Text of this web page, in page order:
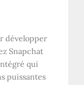
développer
Snapchat
qui
puissantes